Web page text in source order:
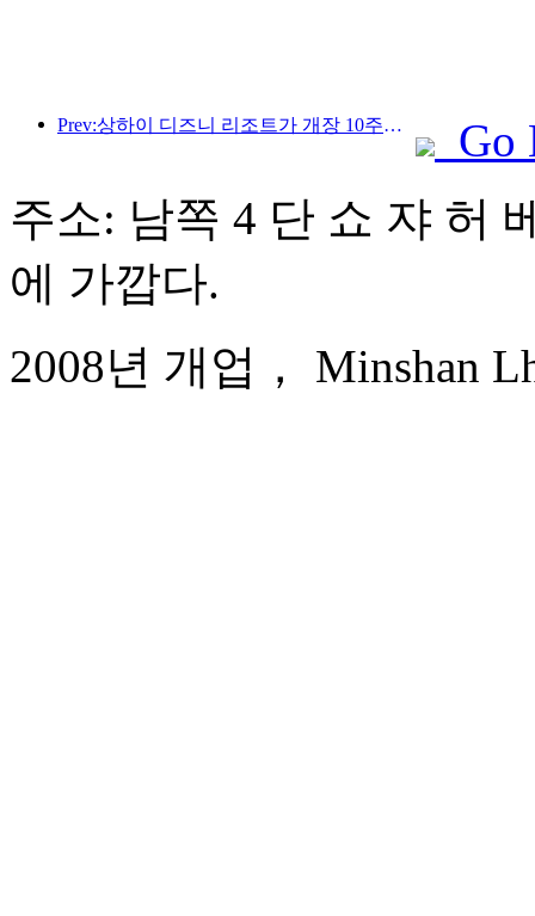
Prev:상하이 디즈니 리조트가 개장 10주년을 맞이했으며, 현재까지 1억 명이 넘는 방문객을 맞이했습니다.
Go
주소: 남쪽 4 단 쇼 쟈 허
에 가깝다.
2008년 개업， Minshan